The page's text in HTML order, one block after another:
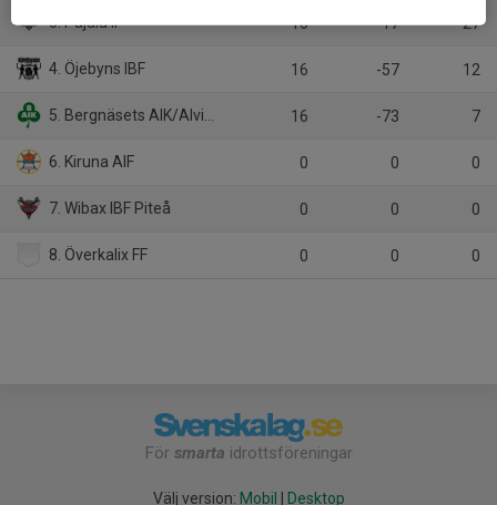
3. Pajala IF 16 17 27
4. Öjebyns IBF 16 -57 12
5. Bergnäsets AIK/Alviks IK 16 -73 7
6. Kiruna AIF 0 0 0
7. Wibax IBF Piteå 0 0 0
8. Överkalix FF 0 0 0
För smarta idrottsföreningar
Välj version: Mobil Desktop